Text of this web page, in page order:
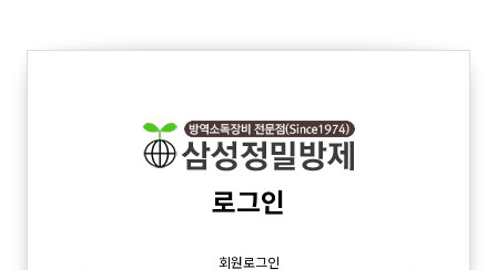
로그인
회원로그인